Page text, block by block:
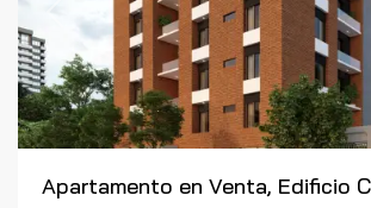
Previous
Apartamento en Venta, Edificio